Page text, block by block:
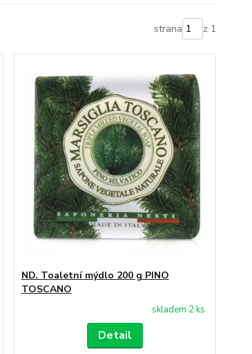
strana z 1
ND. Toaletní mýdlo 200 g PINO
TOSCANO
skladem 2 ks
Detail